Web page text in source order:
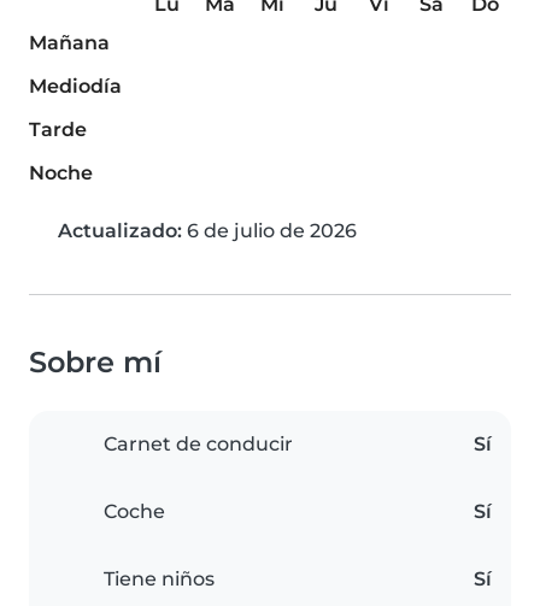
Lu Ma Mi Ju Vi Sá
Do
Mañana
Mediodía
Tarde
Noche
Actualizado: 6 de julio de 2026
Sobre mí
Carnet de conducir Sí
Coche Sí
Tiene niños Sí